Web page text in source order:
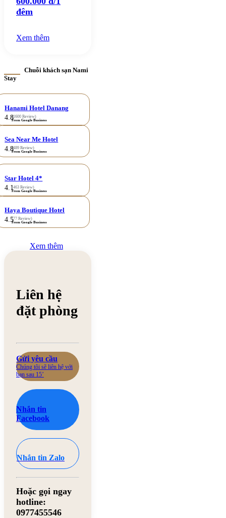
đêm
Xem thêm
Chuỗi khách sạn Nami
Stay
Hanami Hotel Danang
4.8(1600 Review)
From Google Business
Sea Near Me Hotel
4.8(489 Review)
From Google Business
Star Hotel 4*
4.1(463 Review)
From Google Business
Haya Boutique Hotel
4.5(77 Review)
From Google Business
Xem thêm
Liên hệ
đặt phòng
Gửi yêu cầu
Chúng tôi sẽ liên hệ với
bạn sau 15’
Nhắn tin
Facebook
Nhắn tin Zalo
Hoặc gọi ngay
hotline:
0977455546